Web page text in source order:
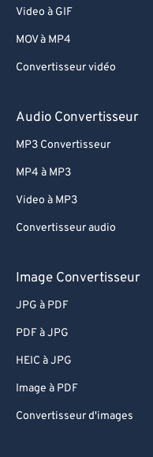
Video à GIF
MOV à MP4
Convertisseur vidéo
Audio Convertisseur
MP3 Convertisseur
MP4 à MP3
Video à MP3
Convertisseur audio
Image Convertisseur
JPG à PDF
PDF à JPG
HEIC à JPG
Image à PDF
Convertisseur d'images